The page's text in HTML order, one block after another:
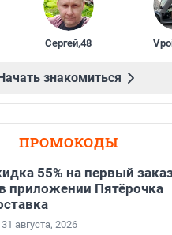
Сергей,48
Начать знакомиться
ПРОМОКОДЫ
55% на первый
приложении Пятёрочка
августа, 2026